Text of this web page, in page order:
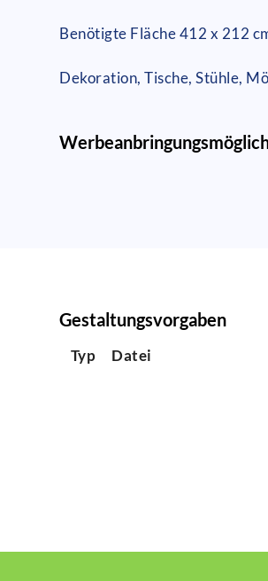
Benötigte Fläche 412 x 212
Dekoration, Tische, Stühle,
Gestaltungsvorgaben
Typ Datei